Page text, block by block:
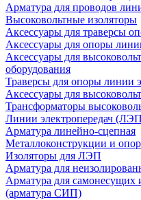
Арматура для проводов
Высоковольтные изоляторы
Аксессуары для траверсы
Аксессуары для опоры
Аксессуары для
оборудования
Траверсы для опоры линии
Аксессуары для
Трансформаторы
Линии электропередач
Арматура линейно-сцепная
Металлоконструкции и
Изоляторы для ЛЭП
Арматура для
Арматура для самонесущих
(арматура СИП)